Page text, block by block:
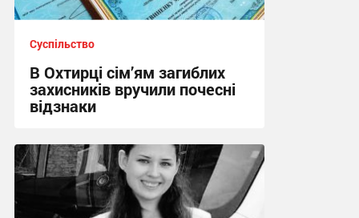
Суспільство
В Охтирці сім’ям загиблих
захисників вручили почесні
відзнаки
17:09 вчора